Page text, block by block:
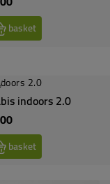
basket
indoors 2.0
Price
basket